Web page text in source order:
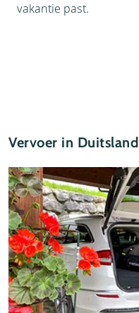
vakantie past.
Vervoer in Duitsland